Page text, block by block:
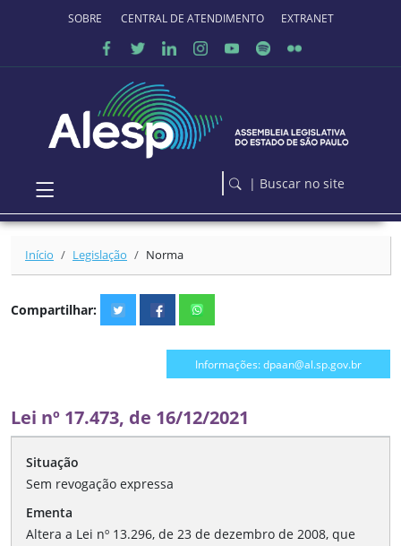
Ir para o conteúdo principal
SOBRE O PORTALCENTRAL DE ATENDIMENTO EXTRANET
| Buscar no site
Início Legislação Norma
Compartilhar:
Informações: dpaan@al.sp.gov.br
Lei nº 17.473, de 16/12/2021
Situação
Sem revogação expressa
Ementa
Altera a Lei nº 13.296, de 23 de dezembro de 2008, que